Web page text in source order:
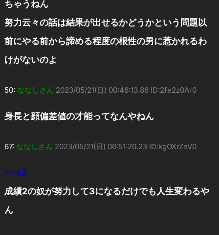
ちゃうねん
努力云々の話は結果が出せるかどうかという問題以
前にやる前から諦める程度の根性の男に惹かれるわ
けがないのよ
50: ななしさん 2023/05/21(日) 00:46:13.86 ID:2fe2z0Ar0
身長と顔偏差値の才能ってなんやねん
67: ななしさん 2023/05/21(日) 00:51:20.23 ID:kgOXrZnV0
>>52
成績2の奴が努力して3になるだけでも人生変わるや
ん